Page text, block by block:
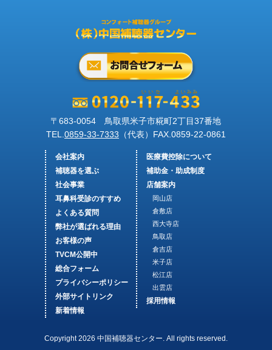
〒683-0054 鳥取県米子市糀町2丁目37番地
TEL. 0859-33-7333 （代表）FAX. 0859-22-0861
会社案内
補聴器を選ぶ
社会事業
耳鼻科受診のすすめ
よくある質問
弊社が選ばれる理由
お客様の声
TVCM公開中
総合フォーム
プライバシーポリシー
外部サイトリンク
新着情報
医療費控除について
補助金・助成制度
店舗案内
岡山店
倉敷店
西大寺店
鳥取店
倉吉店
米子店
松江店
出雲店
採用情報
Copyright 2026 中国補聴器センター. All rights reserved.